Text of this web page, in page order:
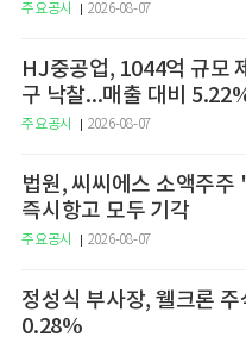
주요공시 2026-08-07
HJ중공업, 1044억 규모
구 낙찰...매출 대비
주요공시 2026-08-07
법원, 씨씨에스 소액주주
즉시항고 모두 기각
주요공시 2026-08-07
정성식 부사장, 웰크론 주식 3
0.28%